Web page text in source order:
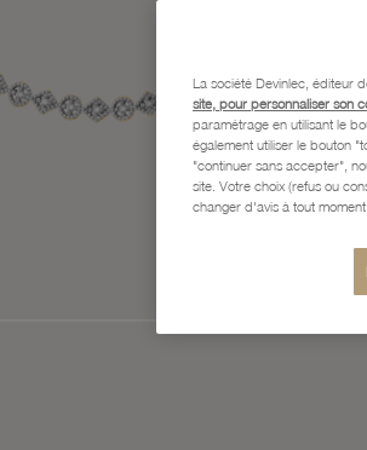
La société Devinlec, éditeur
site, pour personnaliser son
paramétrage en utilisant le
également utiliser le bouton
"continuer sans accepter",
site. Votre choix (refus ou
changer d'avis à tout